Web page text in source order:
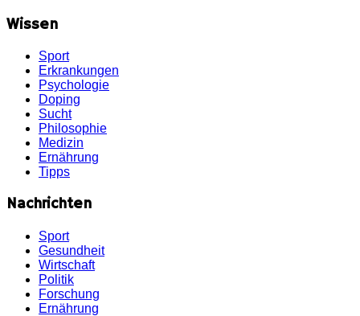
Wissen
Sport
Erkrankungen
Psychologie
Doping
Sucht
Philosophie
Medizin
Ernährung
Tipps
Nachrichten
Sport
Gesundheit
Wirtschaft
Politik
Forschung
Ernährung